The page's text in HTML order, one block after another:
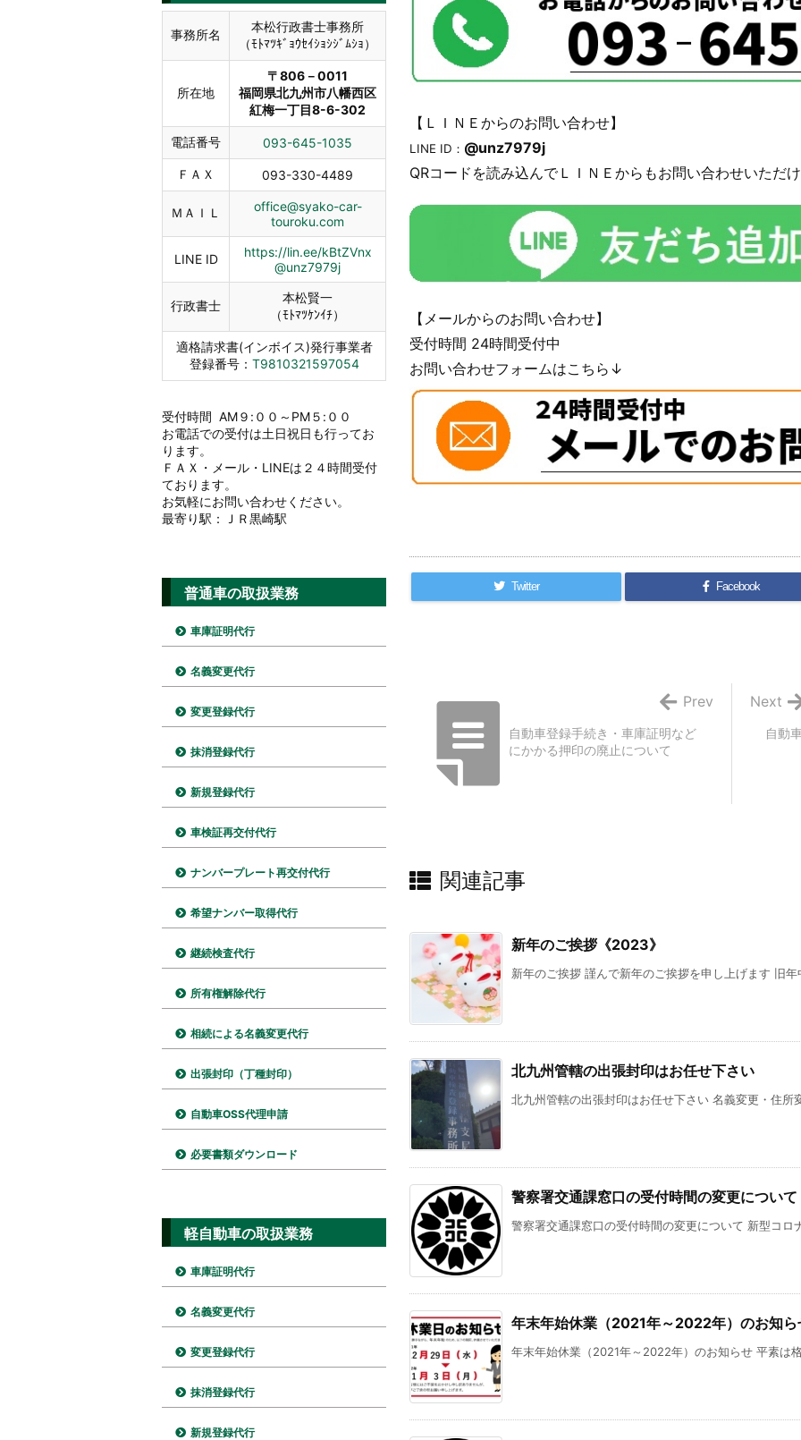
【ＬＩＮＥからのお問い合わせ】
LINE ID： @unz7979j
QRコードを読み込んでＬＩＮＥからもお問い合わせいただ
【メールからのお問い合わせ】
受付時間 24時間受付中
お問い合わせフォームはこちら↓
Twitter Facebook
自動
Next
自動車登録手続き・車庫証明など
にかかる押印の廃止について
Prev
関連記事
新年のご挨拶《2023》
新年のご挨拶 謹んで新年のご挨拶を申し上げます 旧
北九州管轄の出張封印はお任せ下さい
北九州管轄の出張封印はお任せ下さい 名義変更・住
警察署交通課窓口の受付時間の変更について
警察署交通課窓口の受付時間の変更について 新型コ
年末年始休業（2021年～2022年）のお知ら
年末年始休業（2021年～2022年）のお知らせ 平素は
事務所名
本松行政書士事務所
（ﾓﾄﾏﾂｷﾞｮｳｾｲｼｮｼｼﾞﾑｼｮ）
所在地
〒806－0011
福岡県北九州市八幡西区
紅梅一丁目8-6-302
電話番号 093-645-1035
ＦＡＸ 093-330-4489
ＭＡＩＬ
office@syako-car-
touroku.com
LINE ID
https://lin.ee/kBtZVnx
@unz7979j
行政書士
本松賢一
（ﾓﾄﾏﾂｹﾝｲﾁ）
適格請求書(インボイス)発行事業者
登録番号： T9810321597054
受付時間 AM９:００～PM５:００
お電話での受付は土日祝日も行ってお
ります。
ＦＡＸ・メール・LINEは２４時間受付
ております。
お気軽にお問い合わせください。
最寄り駅：ＪＲ黒崎駅
普通車の取扱業務
車庫証明代行
名義変更代行
変更登録代行
抹消登録代行
新規登録代行
車検証再交付代行
ナンバープレート再交付代行
希望ナンバー取得代行
継続検査代行
所有権解除代行
相続による名義変更代行
出張封印（丁種封印）
自動車OSS代理申請
必要書類ダウンロード
軽自動車の取扱業務
車庫証明代行
名義変更代行
変更登録代行
抹消登録代行
新規登録代行